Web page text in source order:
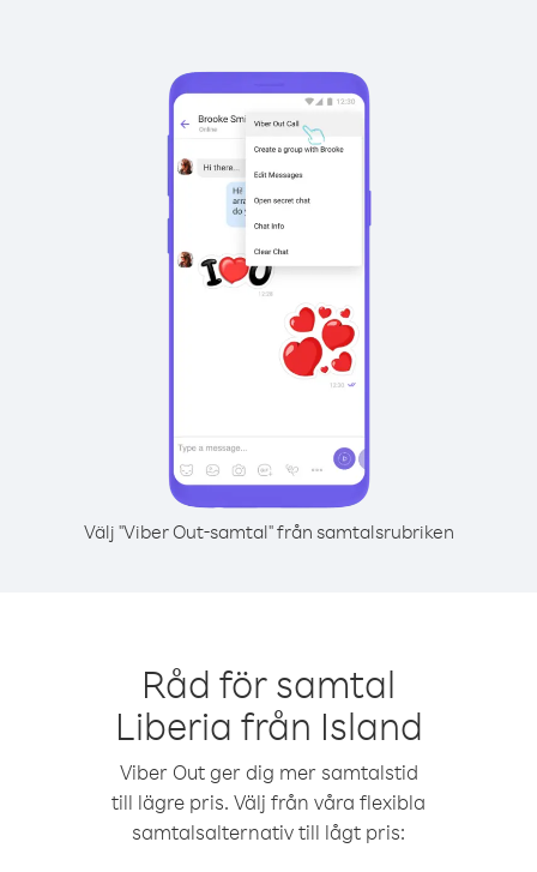
Välj "Viber Out-samtal" från samtalsrubriken
Råd för samtal
Liberia från Island
Viber Out ger dig mer samtalstid
till lägre pris. Välj från våra flexibla
samtalsalternativ till lågt pris: